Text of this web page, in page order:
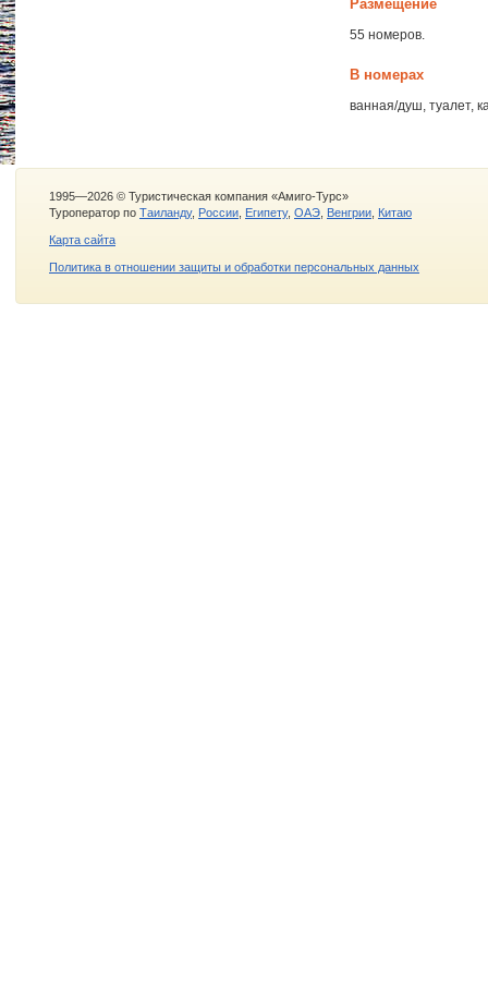
Размещение
55 номеров.
В номерах
ванная/душ, туалет,
1995—2026 © Туристическая компания «Амиго-Турс»
Туроператор по Таиланду, России Египету, ОАЭ Венгрии Китаю
Карта сайта
Политика в отношении защиты и обработки персональных данных